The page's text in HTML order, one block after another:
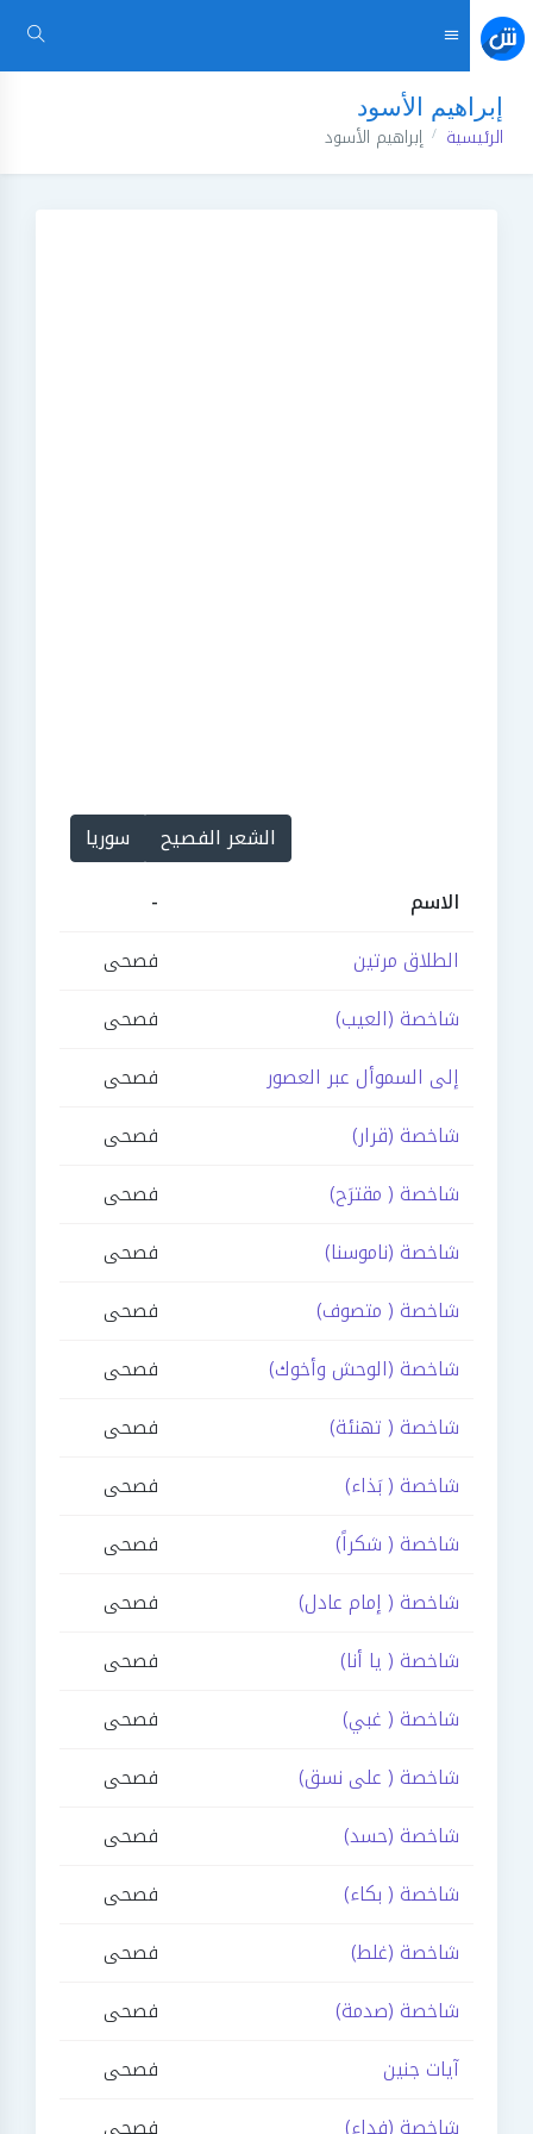
إبراهيم الأسود
الرئيسية إبراهيم الأسود
الشعر الفصيح
سوريا
الاسم
-
الطلاق مرتين
فصحى
شاخصة (العيب)
فصحى
إلى السموأل عبر العصور
فصحى
شاخصة (قرار)
فصحى
شاخصة ( مقترَح)
فصحى
شاخصة (ناموسنا)
فصحى
شاخصة ( متصوف)
فصحى
شاخصة (الوحش وأخوك)
فصحى
شاخصة ( تهنئة)
فصحى
شاخصة ( بَذاء)
فصحى
شاخصة ( شكراً)
فصحى
شاخصة ( إمام عادل)
فصحى
شاخصة ( يا أنا)
فصحى
شاخصة ( غبي)
فصحى
شاخصة ( على نسق)
فصحى
شاخصة (حسد)
فصحى
شاخصة ( بكاء)
فصحى
شاخصة (غلط)
فصحى
شاخصة (صدمة)
فصحى
آيات جنين
فصحى